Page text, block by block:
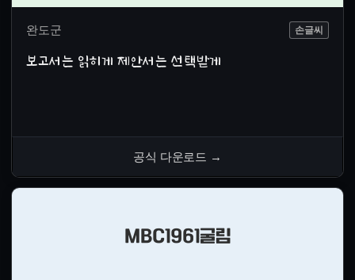
완도군 손글씨
보고서는 읽히게 제안서는 선택받게
공식 다운로드 →
MBC1961굴림